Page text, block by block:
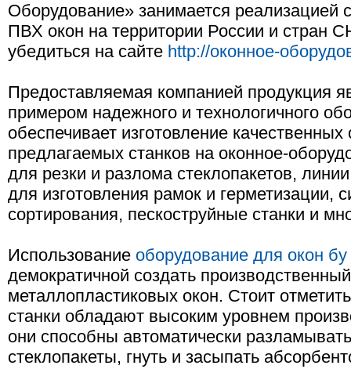
Оборудование» занимается реализацией
ПВХ окон на территории России и стран
убедиться на сайте http://оконное-
Предоставляемая компанией продукция
примером надежного и технологичного
обеспечивает изготовление
предлагаемых станков на оконное-
для резки и разлома стеклопакетов,
для изготовления рамок и герметизации,
сортирования, пескоструйные станки и
Использование оборудование для окон бу
демократичной создать
металлопластиковых окон. Стоит
станки обладают высоким уровнем
они способны автоматически
стеклопакеты, гнуть и засыпать